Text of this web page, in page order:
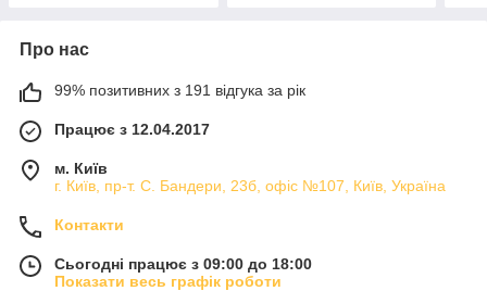
Про нас
99% позитивних з 191 відгука за рік
Працює з 12.04.2017
м. Київ
г. Київ, пр-т. С. Бандери, 23б, офіс №107, Київ, Україна
Контакти
Сьогодні працює з 09:00 до 18:00
Показати весь графік роботи